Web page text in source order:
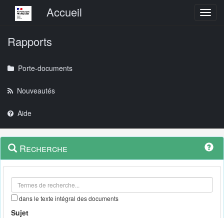
Menu principalAccueil
Rapports
Porte-documents
Nouveautés
Aide
Navigation
outils
Menu
contextuel
Recherche
dans le texte intégral des documents
Sujet